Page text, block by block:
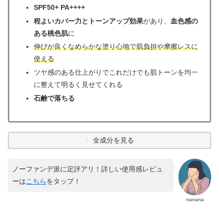
SPF50+ PA++++
程よいカバー力とトーンアップ効果があり、
血色感の
ある桃色肌に
伸びが良くなめらかな塗り心地で肌負担や摩擦レスに
使える
ツヤ感のある仕上がりでこれだけでも肌トーンを均一
に整えて明るく見せてくれる
石鹸で落ちる
全成分を見る
nanana
ノーファンデ派に定評アリ！詳しい使用感レビュ
ーはこちらをタップ！